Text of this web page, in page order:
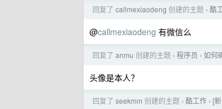
回复了 callmexiaodeng 创建的主题 › 酷
@callmexiaodeng 有微信么
回复了 anmu 创建的主题 › 程序员 › 如何
头像是本人？
回复了 seekmm 创建的主题 › 酷工作 › [